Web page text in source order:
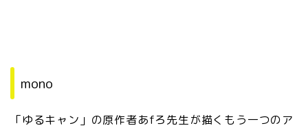
mono
「ゆるキャン」の原作者あfろ先生が描くもう一つのア